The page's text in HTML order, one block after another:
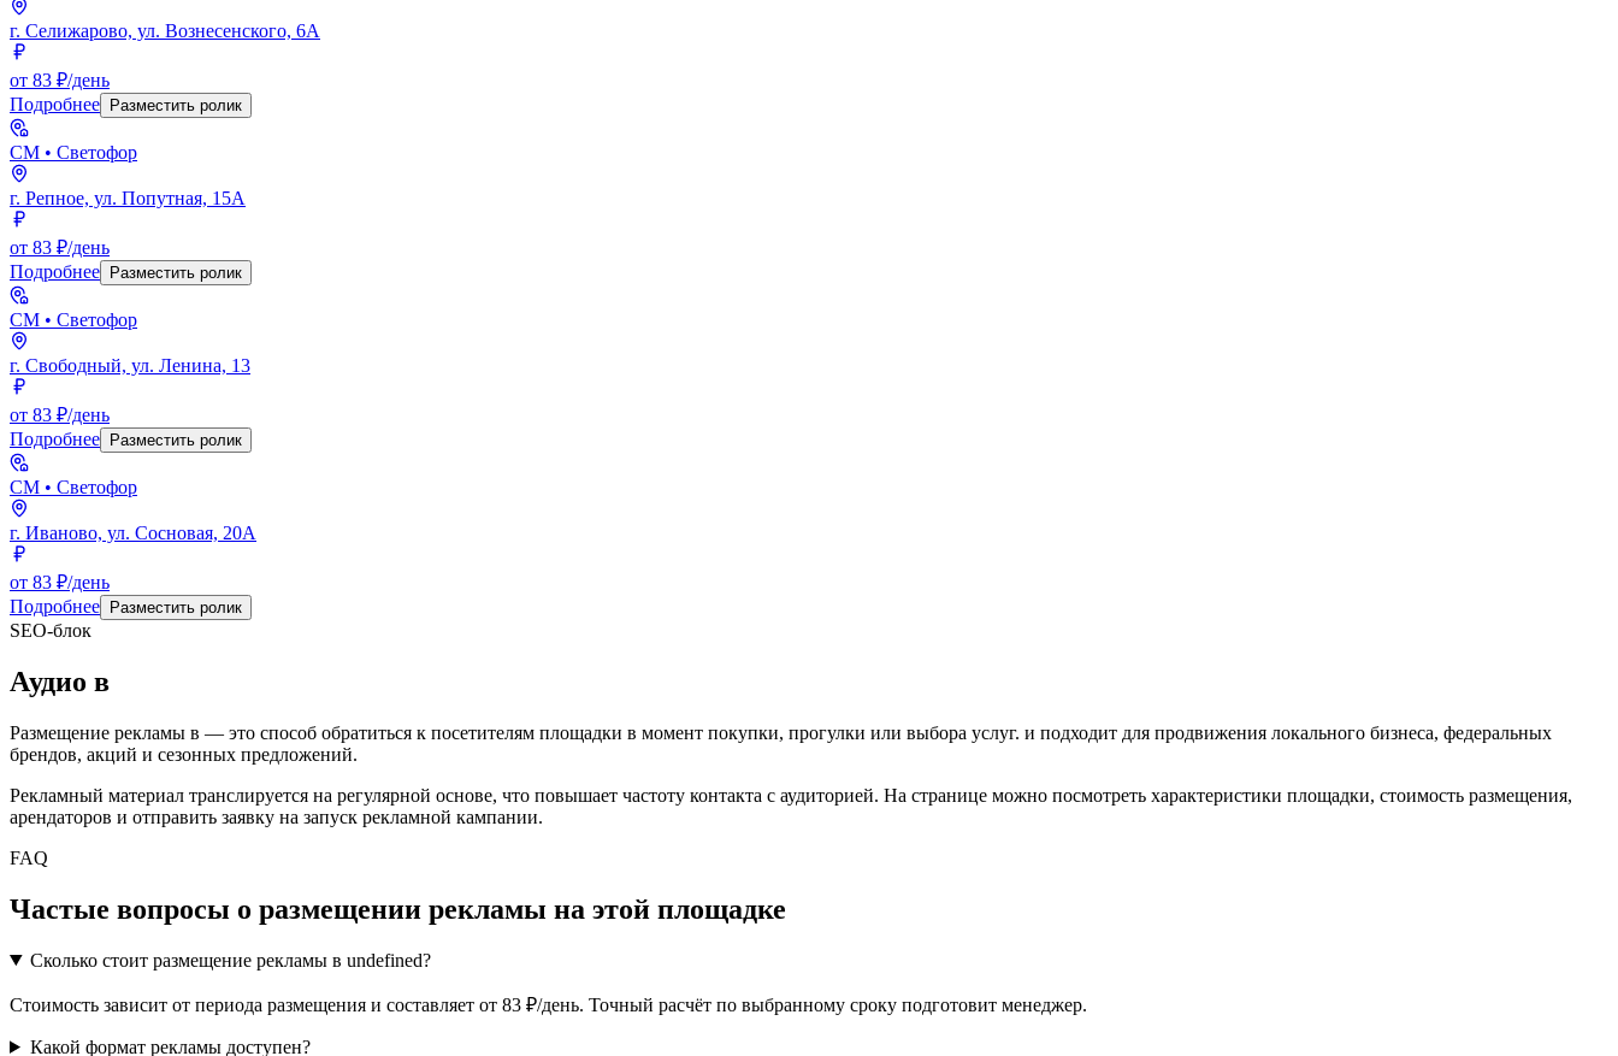
г. Селижарово, ул. Вознесенского, 6А
от 83 ₽/день
Подробнее
Разместить ролик
СМ • Светофор
г. Репное, ул. Попутная, 15А
от 83 ₽/день
Подробнее
Разместить ролик
СМ • Светофор
г. Свободный, ул. Ленина, 13
от 83 ₽/день
Подробнее
Разместить ролик
СМ • Светофор
г. Иваново, ул. Сосновая, 20А
от 83 ₽/день
Подробнее
Разместить ролик
SEO-блок
Аудио в
Размещение рекламы в — это способ обратиться к посетителям площадки в момент покупки, прогулки или выбора услуг. и подходит для продвижения локального бизнеса, федеральных
брендов, акций и сезонных предложений.
Рекламный материал транслируется на регулярной основе, что повышает частоту контакта с аудиторией. На странице можно посмотреть характеристики площадки, стоимость размещения,
арендаторов и отправить заявку на запуск рекламной кампании.
FAQ
Частые вопросы о размещении рекламы на этой площадке
Сколько стоит размещение рекламы в undefined?
Стоимость зависит от периода размещения и составляет от 83 ₽/день. Точный расчёт по выбранному сроку подготовит менеджер.
Какой формат рекламы доступен?